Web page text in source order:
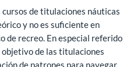
de titulaciones náuticas
y no es suficiente en
de recreo. En especial referido
objetivo de las titulaciones
de patrones para navegar